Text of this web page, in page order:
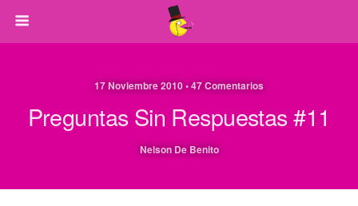
17 Noviembre 2010 • 47 Comentarios
Preguntas Sin Respuestas #11
Nelson De Benito